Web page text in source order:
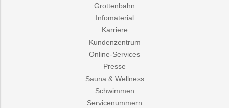
Grottenbahn
Infomaterial
Karriere
Kundenzentrum
Online-Services
Presse
Sauna & Wellness
Schwimmen
Servicenummern